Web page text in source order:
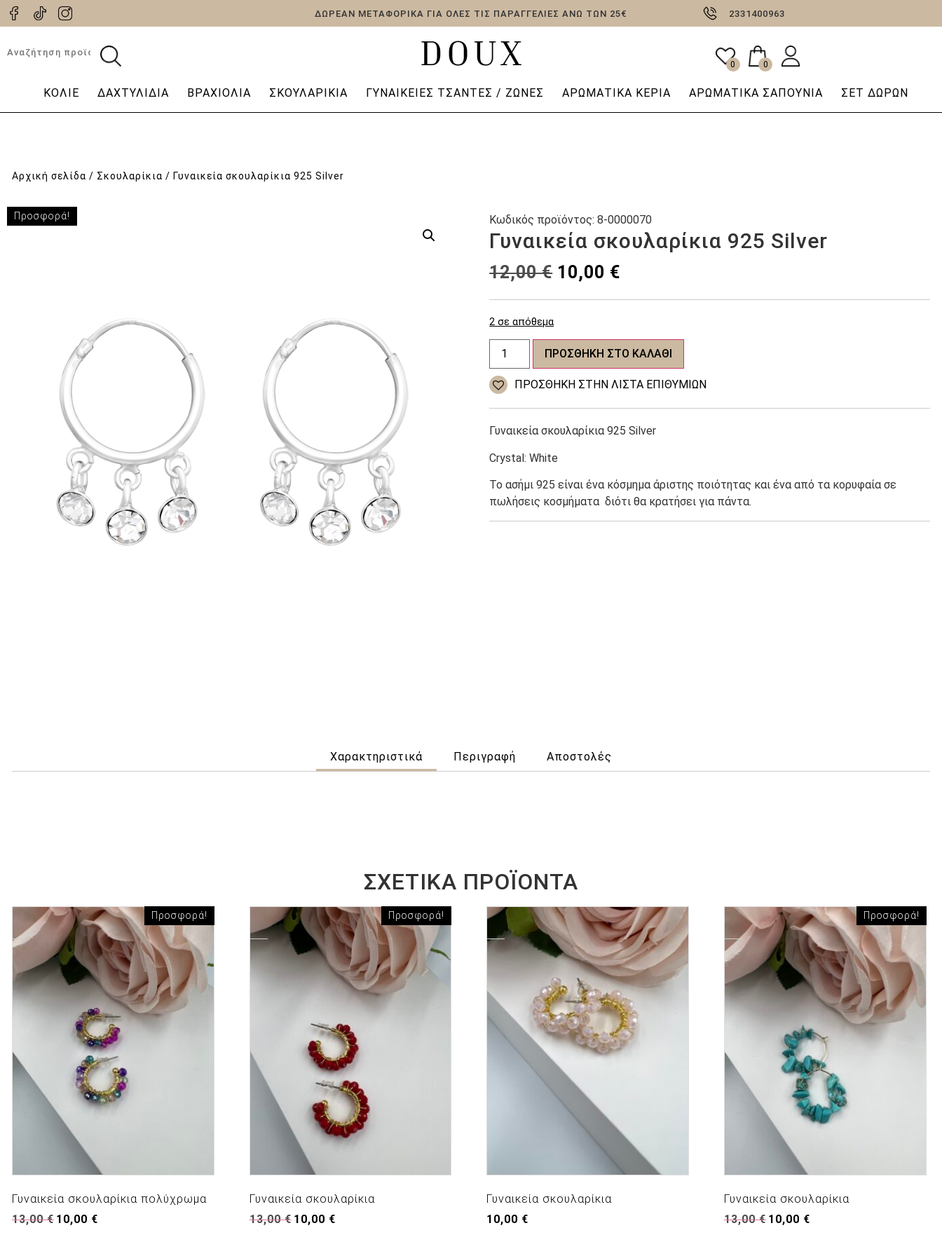
ΔΩΡΕΑΝ ΜΕΤΑΦΟΡΙΚΑ ΓΙΑ ΟΛΕΣ ΤΙΣ ΠΑΡΑΓΓΕΛΙΕΣ ΑΝΩ ΤΩΝ 25€ 2331400963
Αναζήτηση
0 0
ΚΟΛΙΈ ΔΑΧΤΥΛΊΔΙΑ ΒΡΑΧΙΌΛΙΑ ΣΚΟΥΛΑΡΊΚΙΑ ΓΥΝΑΙΚΕΊΕΣ ΤΣΆΝΤΕΣ / ΖΏΝΕΣ ΑΡΩΜΑΤΙΚΆ ΚΕΡΙΆ AΡΩΜΑΤΙΚΆ ΣΑΠΟΎΝΙΑ ΣΕΤ ΔΩΡΩΝ
Αρχική σελίδα / Σκουλαρίκια / Γυναικεία σκουλαρίκια 925 Silver
Προσφορά!
Γυναικεία σκουλαρίκια 925 Silver
12,00€ Original
price
12,00 €.
10,00 €
τρέχουσα
είναι:
10,00 €.
Γυναικεία σκουλαρίκια 925 Silver
Crystal: White
Το ασήμι 925 είναι ένα κόσμημα άριστης ποιότητας και ένα από τα κορυφαία σε
πωλήσεις κοσμήματα διότι θα κρατήσει για πάντα.
2 σε απόθεμα
Γυναικεία
σκουλαρίκια
925
Silver
ποσότητα
ΠΡΟΣΘΉΚΗ ΣΤΟ ΚΑΛΆΘΙ
ΠΡΌΣΘΉΚΗ ΣΤΗΝ ΛΊΣΤΑ ΕΠΙΘΥΜΙΏΝ
Κωδικός προϊόντος:8-0000070
Χαρακτηριστικά Περιγραφή Αποστολές
ΣΧΕΤΙΚΆ ΠΡΟΪΌΝΤΑ
Προσφορά!
Γυναικεία σκουλαρίκια πολύχρωμα
13,00€ Original
10,00 €
Προσφορά!
Γυναικεία σκουλαρίκια
13,00€ Original
10,00 €Η
Γυναικεία σκουλαρίκια
10,00 €
Προσφορά!
Γυναικεία σκουλαρίκια
13,00€ Original
10,00 €Η